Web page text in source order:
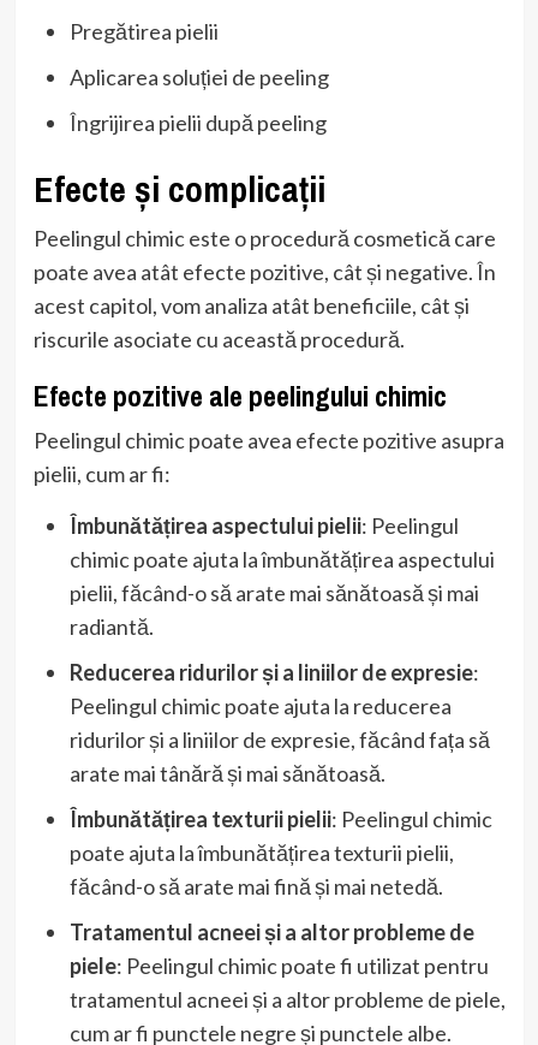
Pregătirea pielii
Aplicarea soluției de peeling
Îngrijirea pielii după peeling
Efecte și complicații
Peelingul chimic este o procedură cosmetică care
poate avea atât efecte pozitive, cât și negative. În
acest capitol, vom analiza atât beneficiile, cât și
riscurile asociate cu această procedură.
Efecte pozitive ale peelingului chimic
Peelingul chimic poate avea efecte pozitive asupra
pielii, cum ar fi:
Îmbunătățirea aspectului pielii: Peelingul
chimic poate ajuta la îmbunătățirea aspectului
pielii, făcând-o să arate mai sănătoasă și mai
radiantă.
Reducerea ridurilor și a liniilor de expresie:
Peelingul chimic poate ajuta la reducerea
ridurilor și a liniilor de expresie, făcând fața să
arate mai tânără și mai sănătoasă.
Îmbunătățirea texturii pielii: Peelingul chimic
poate ajuta la îmbunătățirea texturii pielii,
făcând-o să arate mai fină și mai netedă.
Tratamentul acneei și a altor probleme de
piele: Peelingul chimic poate fi utilizat pentru
tratamentul acneei și a altor probleme de piele,
cum ar fi punctele negre și punctele albe.